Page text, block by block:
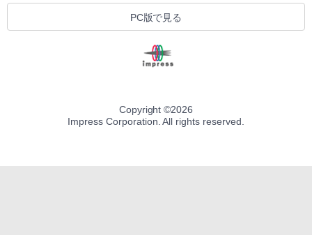
PC版で見る
Copyright ©2026
Impress Corporation. All rights reserved.